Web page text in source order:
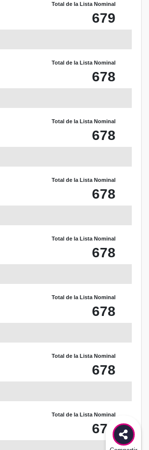
Total de la Lista Nominal
679
Total de la Lista Nominal
678
Total de la Lista Nominal
678
Total de la Lista Nominal
678
Total de la Lista Nominal
678
Total de la Lista Nominal
678
Total de la Lista Nominal
678
Total de la Lista Nominal
678